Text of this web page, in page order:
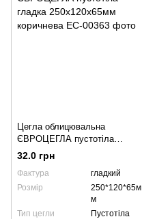
Цегла облицювальна
ЄВРОЦЕГЛА пустотіла
гладка 250х120х65мм
коричнева
32.0 грн
Фактура
гладкий
Розмір
250*120*65м
м
Тип цегли
Пустотіла